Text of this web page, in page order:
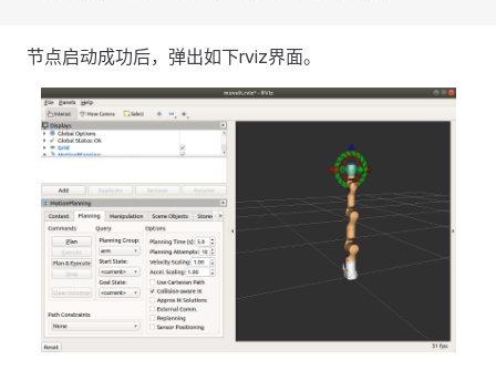
节点启动成功后，弹出如下rviz界面。